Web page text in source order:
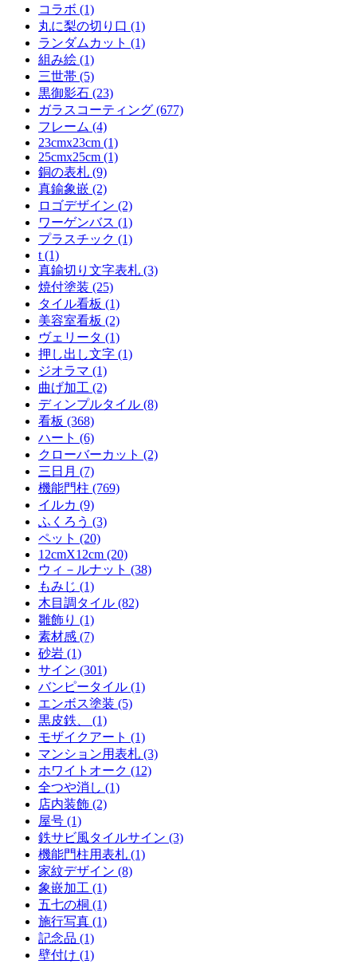
コラボ (1)
丸に梨の切り口 (1)
ランダムカット (1)
組み絵 (1)
三世帯 (5)
黒御影石 (23)
ガラスコーティング (677)
フレーム (4)
23cmx23cm (1)
25cmx25cm (1)
銅の表札 (9)
真鍮象嵌 (2)
ロゴデザイン (2)
ワーゲンバス (1)
プラスチック (1)
t (1)
真鍮切り文字表札 (3)
焼付塗装 (25)
タイル看板 (1)
美容室看板 (2)
ヴェリータ (1)
押し出し文字 (1)
ジオラマ (1)
曲げ加工 (2)
ディンプルタイル (8)
看板 (368)
ハート (6)
クローバーカット (2)
三日月 (7)
機能門柱 (769)
イルカ (9)
ふくろう (3)
ペット (20)
12cmX12cm (20)
ウィ－ルナット (38)
もみじ (1)
木目調タイル (82)
雛飾り (1)
素材感 (7)
砂岩 (1)
サイン (301)
バンピータイル (1)
エンボス塗装 (5)
黒皮鉄、 (1)
モザイクアート (1)
マンション用表札 (3)
ホワイトオーク (12)
全つや消し (1)
店内装飾 (2)
屋号 (1)
鉄サビ風タイルサイン (3)
機能門柱用表札 (1)
家紋デザイン (8)
象嵌加工 (1)
五七の桐 (1)
施行写真 (1)
記念品 (1)
壁付け (1)